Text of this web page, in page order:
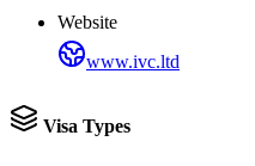
Website
www.ivc.ltd
Visa Types